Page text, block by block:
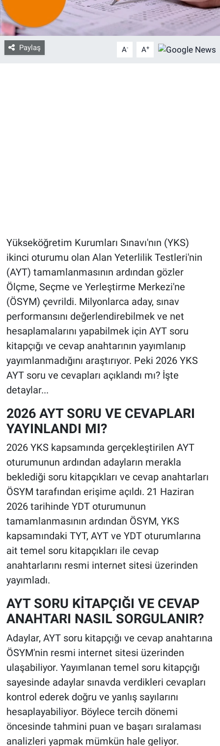
Paylaş A- A+
Yükseköğretim Kurumları Sınavı'nın (YKS)
ikinci oturumu olan Alan Yeterlilik Testleri'nin
(AYT) tamamlanmasının ardından gözler
Ölçme, Seçme ve Yerleştirme Merkezi'ne
(ÖSYM) çevrildi. Milyonlarca aday, sınav
performansını değerlendirebilmek ve net
hesaplamalarını yapabilmek için AYT soru
kitapçığı ve cevap anahtarının yayımlanıp
yayımlanmadığını araştırıyor. Peki 2026 YKS
AYT soru ve cevapları açıklandı mı? İşte
detaylar...
2026 AYT SORU VE CEVAPLARI
YAYINLANDI MI?
2026 YKS kapsamında gerçekleştirilen AYT
oturumunun ardından adayların merakla
beklediği soru kitapçıkları ve cevap anahtarları
ÖSYM tarafından erişime açıldı. 21 Haziran
2026 tarihinde YDT oturumunun
tamamlanmasının ardından ÖSYM, YKS
kapsamındaki TYT, AYT ve YDT oturumlarına
ait temel soru kitapçıkları ile cevap
anahtarlarını resmi internet sitesi üzerinden
yayımladı.
AYT SORU KİTAPÇIĞI VE CEVAP
ANAHTARI NASIL SORGULANIR?
Adaylar, AYT soru kitapçığı ve cevap anahtarına
ÖSYM'nin resmi internet sitesi üzerinden
ulaşabiliyor. Yayımlanan temel soru kitapçığı
sayesinde adaylar sınavda verdikleri cevapları
kontrol ederek doğru ve yanlış sayılarını
hesaplayabiliyor. Böylece tercih dönemi
öncesinde tahmini puan ve başarı sıralaması
analizleri yapmak mümkün hale geliyor.